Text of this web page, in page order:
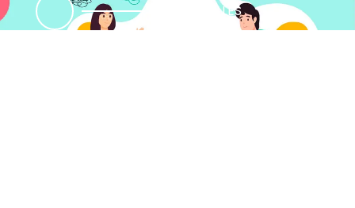
MÁS DETALLES